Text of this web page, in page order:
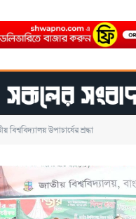
উপাচার্যের শ্রদ্ধা